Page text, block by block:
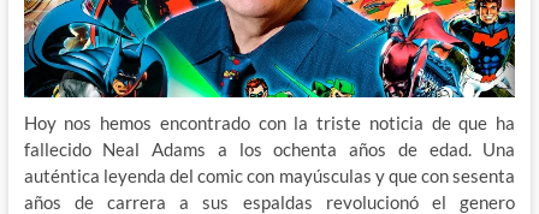
Hoy nos hemos encontrado con la triste noticia de que ha
fallecido Neal Adams a los ochenta años de edad. Una
auténtica leyenda del comic con mayúsculas y que con sesenta
años de carrera a sus espaldas revolucionó el genero